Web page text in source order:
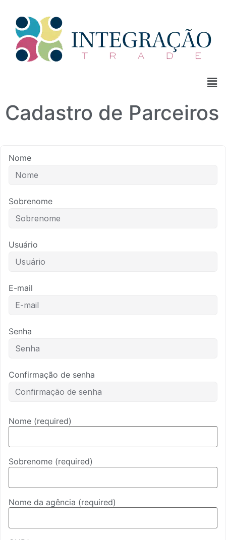
Cadastro de Parceiros
Nome
Sobrenome
Usuário
E-mail
Senha
Confirmação de senha
Nome (required)
Sobrenome (required)
Nome da agência (required)